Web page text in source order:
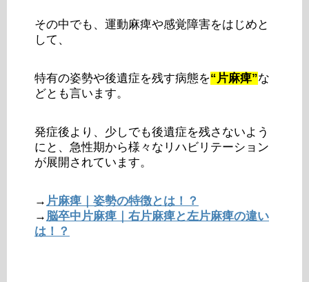
その中でも、運動麻痺や感覚障害をはじめと
して、
特有の姿勢や後遺症を残す病態を“片麻痺”な
どとも言います。
発症後より、少しでも後遺症を残さないよう
にと、急性期から様々なリハビリテーション
が展開されています。
→ 片麻痺｜姿勢の特徴とは！？
→ 脳卒中片麻痺｜右片麻痺と左片麻痺の違い
は！？